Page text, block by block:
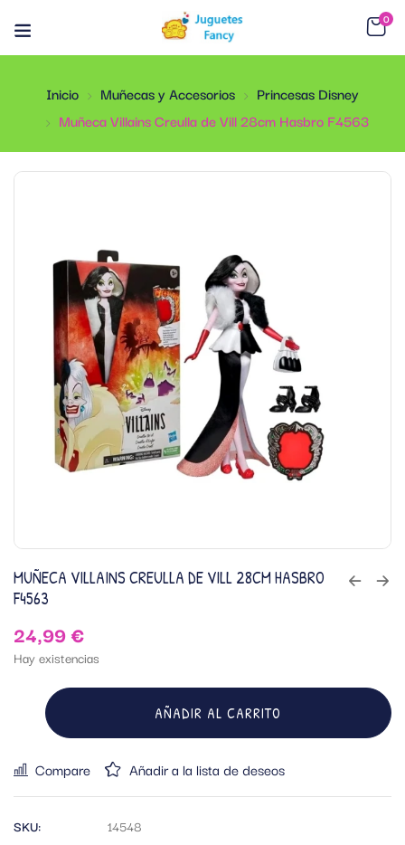
0
Inicio Muñecas y Accesorios
Princesas Disney
Muñeca Villains Creulla de Vill 28cm Hasbro F4563
MUÑECA VILLAINS CREULLA DE VILL 28CM HASBRO
F4563
24,99€
Hay existencias
AÑADIR AL CARRITO
Compare Añadir a la lista de deseos
SKU:
14548